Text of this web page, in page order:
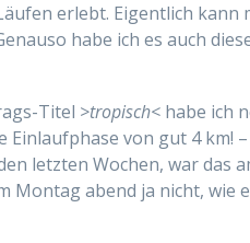
erlebt. Eigentlich kann
habe ich es auch
Titel >tropisch< habe ich
von gut 4 km!
letzten Wochen, war das
Montag abend ja nicht, wie